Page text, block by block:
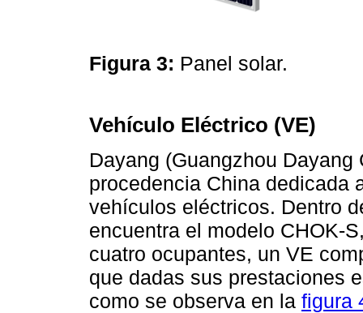
Figura 3: Panel solar.
Vehículo Eléctrico (VE)
Dayang (Guangzhou
procedencia China dedicada
vehículos eléctricos. Dentro
encuentra el modelo CHOK-
cuatro ocupantes, un VE
que dadas sus prestaciones
como se observa en la figura